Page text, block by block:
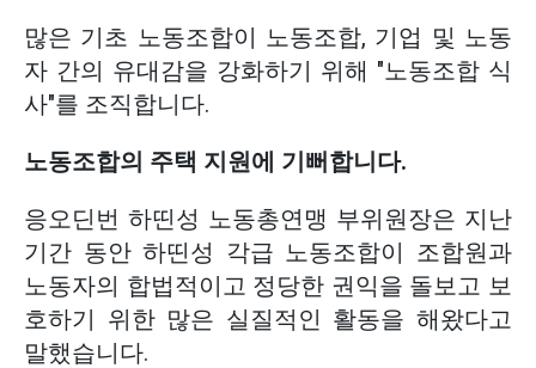
많은 기초 노동조합이 노동조합, 기업 및 노동
자 간의 유대감을 강화하기 위해 "노동조합 식
사"를 조직합니다.
노동조합의 주택 지원에 기뻐합니다.
응오딘번 하띤성 노동총연맹 부위원장은 지난
기간 동안 하띤성 각급 노동조합이 조합원과
노동자의 합법적이고 정당한 권익을 돌보고 보
호하기 위한 많은 실질적인 활동을 해왔다고
말했습니다.